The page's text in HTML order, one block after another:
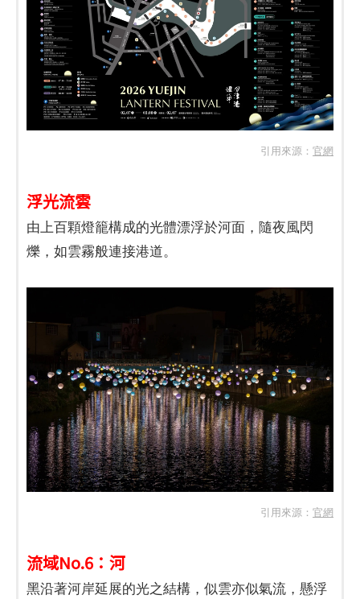
引用來源： 官網
浮光流雲
由上百顆燈籠構成的光體漂浮於河面，隨夜風閃
爍，如雲霧般連接港道。
引用來源： 官網
流域No.6：河
黑沿著河岸延展的光之結構，似雲亦似氣流，懸浮